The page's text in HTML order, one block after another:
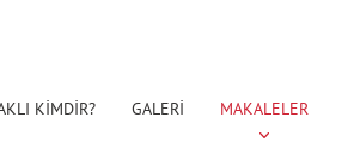
KİMDİR? GALERİ MAKALELER